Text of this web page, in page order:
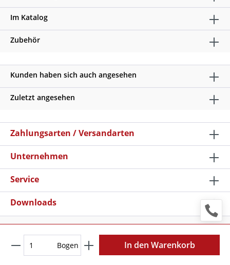
Bogen In den Warenkorb
Im Katalog
Zubehör
Kunden haben sich auch angesehen
Zuletzt angesehen
Zahlungsarten / Versandarten
Unternehmen
Service
Downloads
Versandkosten
, wenn nicht anders beschrieben
Copyright © 2026 Schilder Klar - Alle Rechte vorbehalten